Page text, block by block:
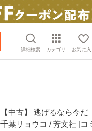
詳細検索 カテゴリ お気に入
【中古】 逃げるなら今
千葉リョウコ / 芳文社 [コ